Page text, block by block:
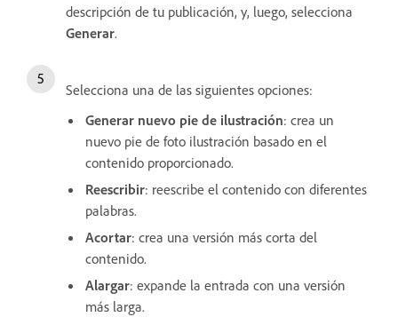
descripción de tu publicación, y, luego, selecciona
Generar.
Selecciona una de las siguientes opciones:
Generar nuevo pie de ilustración: crea un
nuevo pie de foto ilustración basado en el
contenido proporcionado.
Reescribir: reescribe el contenido con diferentes
palabras.
Acortar: crea una versión más corta del
contenido.
Alargar: expande la entrada con una versión
más larga.